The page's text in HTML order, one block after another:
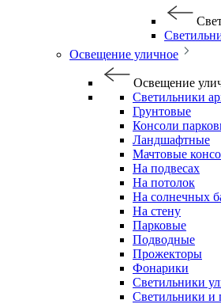
Освещение уличное
Освещение
Светильники
Грунтовые
Консоли
Ландшафтные
Мачтовые
На подвесах
На потолок
На солнечных
На стену
Парковые
Подводные
Прожекторы
Фонарики
Светильники
Светильники и